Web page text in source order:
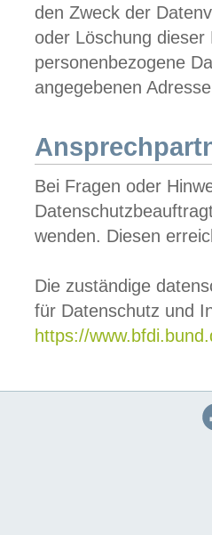
den Zweck der
oder Löschung
personenbezogene
angegebenen
Bei Fragen oder
wenden. Diesen
Die zuständige
für Datenschutz und
https://